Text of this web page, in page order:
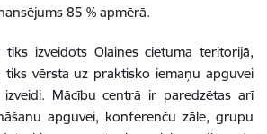
85 % apmērā.
tiks izveidots Olaines cietuma teritorijā,
tiks vērsta uz praktisko iemaņu apguvei
izveidi. Mācību centrā ir paredzētas arī
apguvei, konferenču zāle, grupu